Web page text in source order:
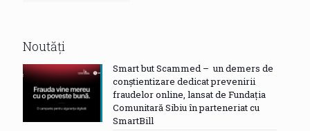
Noutăți
Smart but Scammed – un demers de
conștientizare dedicat prevenirii
fraudelor online, lansat de Fundația
Comunitară Sibiu în parteneriat cu
SmartBill